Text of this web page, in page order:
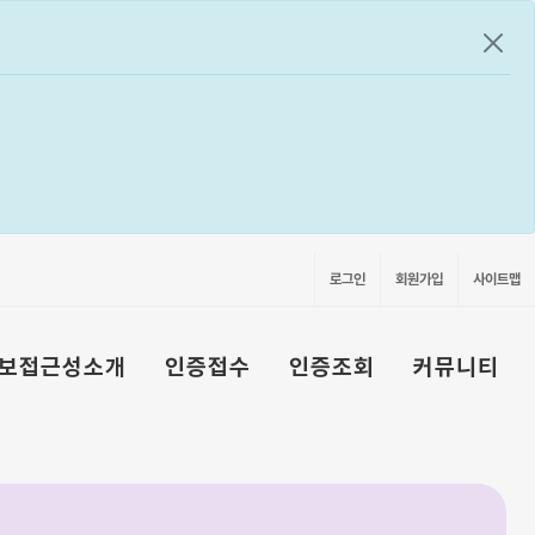
공지
로그인 회원가입 사이트맵
접근성소개 인증접수 인증조회 커뮤니티